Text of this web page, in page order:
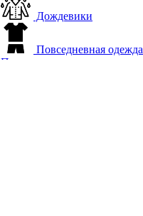
Дождевики
Повседневная одежда
Подшлемники, вороты